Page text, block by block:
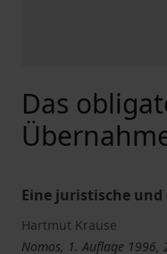
Das
Eine juristische
Hartmut Krause
Nomos, 1. Auflage 1996,